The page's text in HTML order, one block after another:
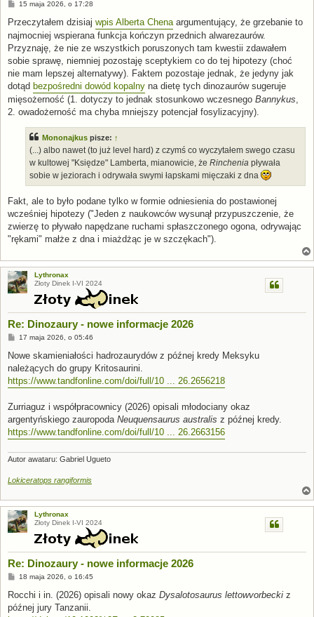
P
s
15 maja 2026, o 17:28
Przeczytałem dzisiaj wpis Alberta Chena argumentujący, że grzebanie to
najmocniej wspierana funkcja kończyn przednich alwarezaurów.
Przyznaję, że nie ze wszystkich poruszonych tam kwestii zdawałem
sobie sprawę, niemniej pozostaję sceptykiem co do tej hipotezy (choć
nie mam lepszej alternatywy). Faktem pozostaje jednak, że jedyny jak
dotąd bezpośredni dowód kopalny na dietę tych dinozaurów sugeruje
mięsożerność (1. dotyczy to jednak stosunkowo wczesnego Bannykus
2. owadożerność ma chyba mniejszy potencjał fosylizacyjny).
Mononajkus pisze: ↑
(...) albo nawet (to już level hard) z czymś co wyczytałem swego czasu
w kultowej "Księdze" Lamberta, mianowicie, że Rinchenia pływała
sobie w jeziorach i odrywała swymi łapskami mięczaki z dna
Fakt, ale to było podane tylko w formie odniesienia do postawionej
wcześniej hipotezy ("Jeden z naukowców wysunął przypuszczenie, że
zwierzę to pływało napędzane ruchami spłaszczonego ogona, odrywając
"rękami" małże z dna i miażdżąc je w szczękach").
Lythronax
Złoty Dinek I-VI 2024
Re: Dinozaury - nowe informacje 2026
P
s
17 maja 2026, o 05:46
Nowe skamieniałości hadrozaurydów z późnej kredy Meksyku
należących do grupy Kritosaurini.
https://www.tandfonline.com/doi/full/10 ... 26.2656218
Zurriaguz i współpracownicy (2026) opisali młodociany okaz
argentyńskiego zauropoda Neuquensaurus australis z późnej kredy.
https://www.tandfonline.com/doi/full/10 ... 26.2663156
Autor awataru: Gabriel Ugueto
Lokiceratops rangiformis
Lythronax
Złoty Dinek I-VI 2024
Re: Dinozaury - nowe informacje 2026
P
s
18 maja 2026, o 16:45
Rocchi i in. (2026) opisali nowy okaz Dysalotosaurus lettowvorbecki z
późnej jury Tanzanii.